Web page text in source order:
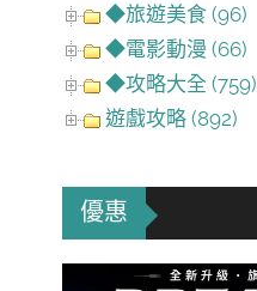
◆旅遊美食 (96)
◆電影動漫 (66)
◆攻略大全 (759)
遊戲攻略 (892)
優惠